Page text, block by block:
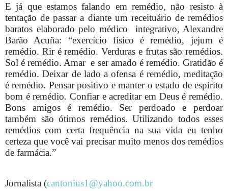
E já que estamos falando em remédio, não resisto à
tentação de passar a diante um receituário de remédios
baratos elaborado pelo médico integrativo, Alexandre
Barão Acuña: “exercício físico é remédio, jejum é
remédio. Rir é remédio. Verduras e frutas são remédios.
Sol é remédio. Amar e ser amado é remédio. Gratidão é
remédio. Deixar de lado a ofensa é remédio, meditação
é remédio. Pensar positivo e manter o estado de espírito
bom é remédio. Confiar e acreditar em Deus é remédio.
Bons amigos é remédio. Ser perdoado e perdoar
também são ótimos remédios. Utilizando todos esses
remédios com certa frequência na sua vida eu tenho
certeza que você vai precisar muito menos dos remédios
de farmácia.”
Jornalista (cantonius1@yahoo.com.br